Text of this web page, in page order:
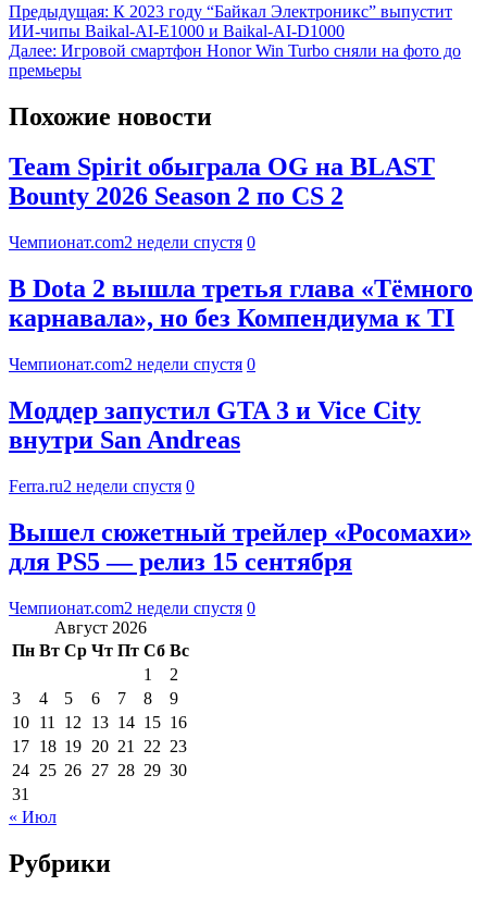
Предыдущая: К 2023 году “Байкал Электроникс” выпустит
ИИ-чипы Baikal-AI-E1000 и Baikal-AI-D1000
Далее: Игровой смартфон Honor Win Turbo сняли на фото до
премьеры
Похожие новости
Team Spirit обыграла OG на BLAST
Bounty 2026 Season 2 по CS 2
Чемпионат.com2 недели спустя 0
В Dota 2 вышла третья глава «Тёмного
карнавала», но без Компендиума к TI
Чемпионат.com2 недели спустя 0
Моддер запустил GTA 3 и Vice City
внутри San Andreas
Ferra.ru2 недели спустя 0
Вышел сюжетный трейлер «Росомахи»
для PS5 — релиз 15 сентября
Чемпионат.com2 недели спустя 0
Август 2026
Пн Вт Ср Чт Пт Сб Вс
1
2
3
4 5 6 7 8
9
10 11 12 13 14 15 16
17 18 19 20 21 22 23
24 25 26 27 28 29 30
31
« Июл
Рубрики